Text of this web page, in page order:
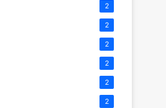
2
2
2
2
2
2